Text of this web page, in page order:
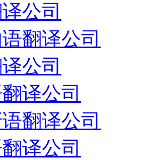
公司
翻译公司
公司
译公司
翻译公司
译公司